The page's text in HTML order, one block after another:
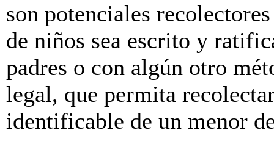
son potenciales
de niños sea escrito y
padres o con algún otro
legal, que permita
identificable de un menor